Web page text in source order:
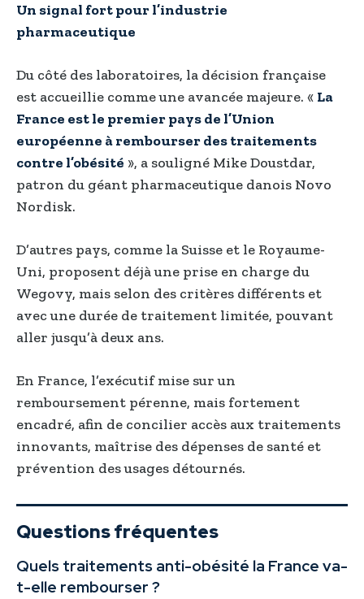
Un signal fort pour l’industrie
pharmaceutique
Du côté des laboratoires, la décision française
est accueillie comme une avancée majeure. « La
France est le premier pays de l’Union
européenne à rembourser des traitements
contre l’obésité », a souligné Mike Doustdar,
patron du géant pharmaceutique danois Novo
Nordisk.
D’autres pays, comme la Suisse et le Royaume-
Uni, proposent déjà une prise en charge du
Wegovy, mais selon des critères différents et
avec une durée de traitement limitée, pouvant
aller jusqu’à deux ans.
En France, l’exécutif mise sur un
remboursement pérenne, mais fortement
encadré, afin de concilier accès aux traitements
innovants, maîtrise des dépenses de santé et
prévention des usages détournés.
Questions fréquentes
Quels traitements anti-obésité la France va-
t-elle rembourser ?